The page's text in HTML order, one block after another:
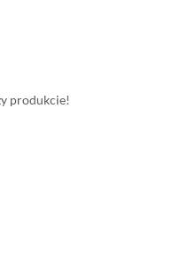
produkcie!